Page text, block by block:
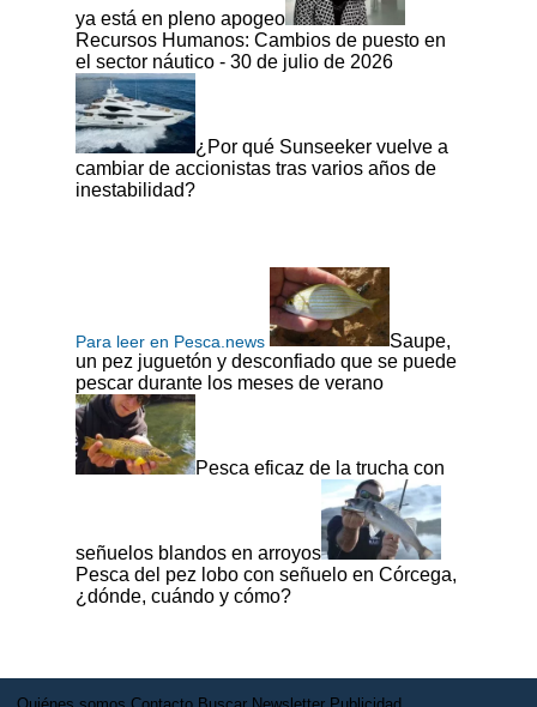
ya está en pleno apogeo
Recursos Humanos: Cambios de puesto en
el sector náutico - 30 de julio de 2026
¿Por qué Sunseeker vuelve a
cambiar de accionistas tras varios años de
inestabilidad?
Para leer en Pesca.news
Saupe,
un pez juguetón y desconfiado que se puede
pescar durante los meses de verano
Pesca eficaz de la trucha con
señuelos blandos en arroyos
Pesca del pez lobo con señuelo en Córcega,
¿dónde, cuándo y cómo?